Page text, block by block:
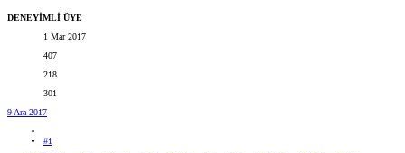
DENEYİMLİ ÜYE
1 Mar 2017
407
218
301
9 Ara 2017
#1